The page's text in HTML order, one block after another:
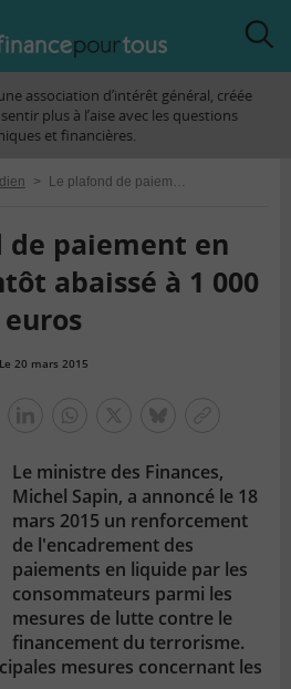
association d’intérêt général, créée
plus à l’aise avec les questions
et financières.
> Le plafond de paiement en espèces bientôt abaissé à 1 000 euros
de paiement en
abaissé à 1 000
euros
Le 20 mars 2015
lien
Le ministre des Finances,
Michel Sapin, a annoncé le 18
mars 2015 un renforcement
de l'encadrement des
paiements en liquide par les
consommateurs parmi les
mesures de lutte contre le
financement du terrorisme.
mesures concernant les